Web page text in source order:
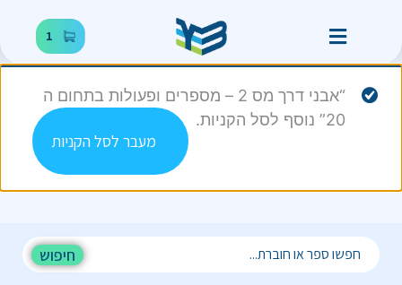
1
“אבני דרך מס 2 – מספרים ופעולות בתחום ה
20” נוסף לסל הקניות.
מעבר לסל הקניות
חיפוש